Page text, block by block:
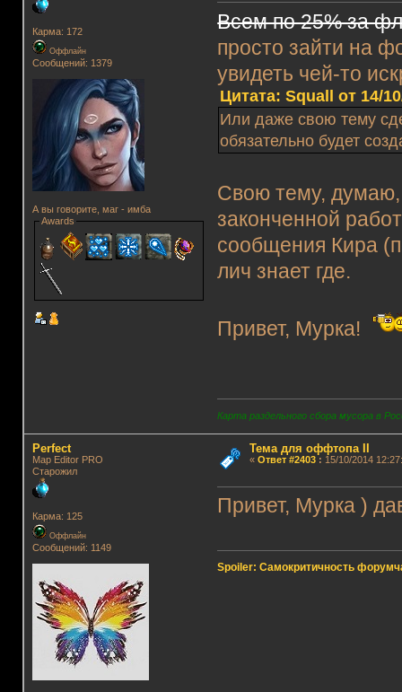
Карма: 172
Оффлайн
Сообщений: 1379
А вы говорите, маг - имба
Awards
Всем по 25% за
просто зайти на
увидеть чей-то
Цитата: Squall от 14/
Или даже свою тему
обязательно будет
Свою тему, думаю,
законченной
сообщения Кира
лич знает где.
Привет, Мурка!
Карта раздельного сбора мусора в
Perfect
Map Editor PRO
Старожил
Карма: 125
Оффлайн
Сообщений: 1149
Тема для оффтопа II
« Ответ #2403: 15/10/2014
Привет, Мурка )
Spoiler: Самокритичность